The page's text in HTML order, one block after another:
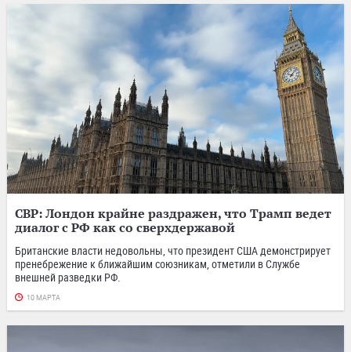
СВР: Лондон крайне раздражен, что Трамп ведет
диалог с РФ как со сверхдержавой
Британские власти недовольны, что президент США демонстрирует
пренебрежение к ближайшим союзникам, отметили в Службе
внешней разведки РФ.
10 МАРТА